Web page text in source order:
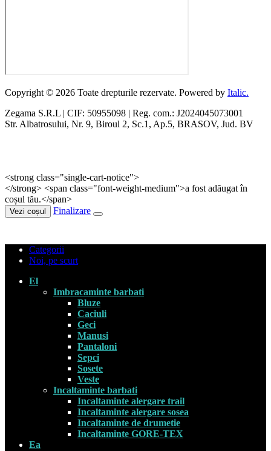
Copyright © 2026 Toate drepturile rezervate. Powered by Italic.
Zegama S.R.L | CIF: 50955098 | Reg. com.: J2024045073001
Str. Albatrosului, Nr. 9, Biroul 2, Sc.1, Ap.5, BRASOV, Jud. BV
<strong class="single-cart-notice">
</strong> <span class="font-weight-medium">a fost adăugat în
coșul tău.</span>
Vezi coșul Finalizare
Categorii
Noi, pe scurt
El
Imbracaminte barbati
Bluze
Caciuli
Geci
Manusi
Pantaloni
Sepci
Sosete
Veste
Incaltaminte barbati
Incaltaminte alergare trail
Incaltaminte alergare sosea
Incaltaminte de drumetie
Incaltaminte GORE-TEX
Ea